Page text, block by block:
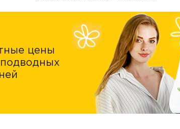
цены
подводных